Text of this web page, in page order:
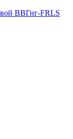
ВВГнг-FRLS